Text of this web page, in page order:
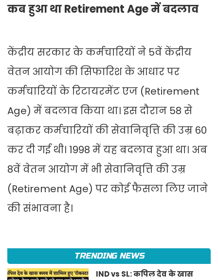
कब हुआ था Retirement Age में बदलाव
केंद्रीय सरकार के कर्मचारियों ने 5वें केंद्रीय
वेतन आयोग की सिफारिश के आधार पर
कर्मचारियों के रिटायरमेंट एज (Retirement
Age) में बदलाव किया था। इस दौरान 58 से
बढ़ाकर कर्मचारियों की सेवानिवृत्ति की उम्र 60
कर दी गई थी। 1998 में यह बदलाव हुआ था। अब
8वें वेतन आयोग में भी सेवानिवृत्ति की उम्र
(Retirement Age) पर कोई फैसला लिए जाने
की संभावना है।
TRENDING NEWS
IND vs SL: कपिल देव के खास